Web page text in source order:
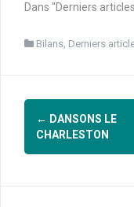
Dans "Derniers
Bilans, Derniers
Navigation
d'article
← DANSONS LE
CHARLESTON